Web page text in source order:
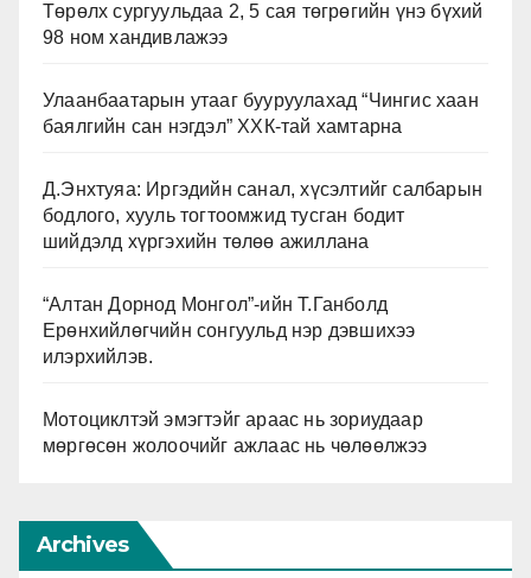
Төрөлх сургуульдаа 2, 5 сая төгрөгийн үнэ бүхий
98 ном хандивлажээ
Улаанбаатарын утааг бууруулахад “Чингис хаан
баялгийн сан нэгдэл” ХХК-тай хамтарна
Д.Энхтуяа: Иргэдийн санал, хүсэлтийг салбарын
бодлого, хууль тогтоомжид тусган бодит
шийдэлд хүргэхийн төлөө ажиллана
“Алтан Дорнод Монгол”-ийн Т.Ганболд
Ерөнхийлөгчийн сонгуульд нэр дэвшихээ
илэрхийлэв.
Мотоциклтэй эмэгтэйг араас нь зориудаар
мөргөсөн жолоочийг ажлаас нь чөлөөлжээ
Archives